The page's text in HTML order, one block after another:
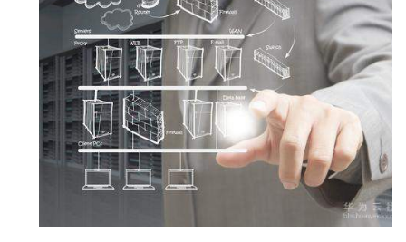
注
Programs